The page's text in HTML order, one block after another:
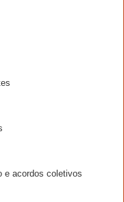
e acordos coletivos